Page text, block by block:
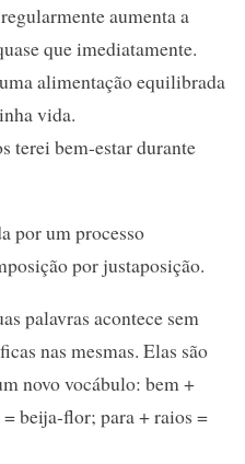
aumenta a
que imediatamente.
alimentação equilibrada
vida.
terei bem-estar durante
por um processo
por justaposição.
palavras acontece sem
nas mesmas. Elas são
novo vocábulo: bem +
beija-flor; para + raios =